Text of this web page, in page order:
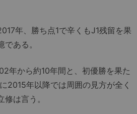
年、勝ち点1で辛くもJ1残留を果
ある。
年から約10年間と、初優勝を果た
2015年以降では周囲の見方が全く
は言う。